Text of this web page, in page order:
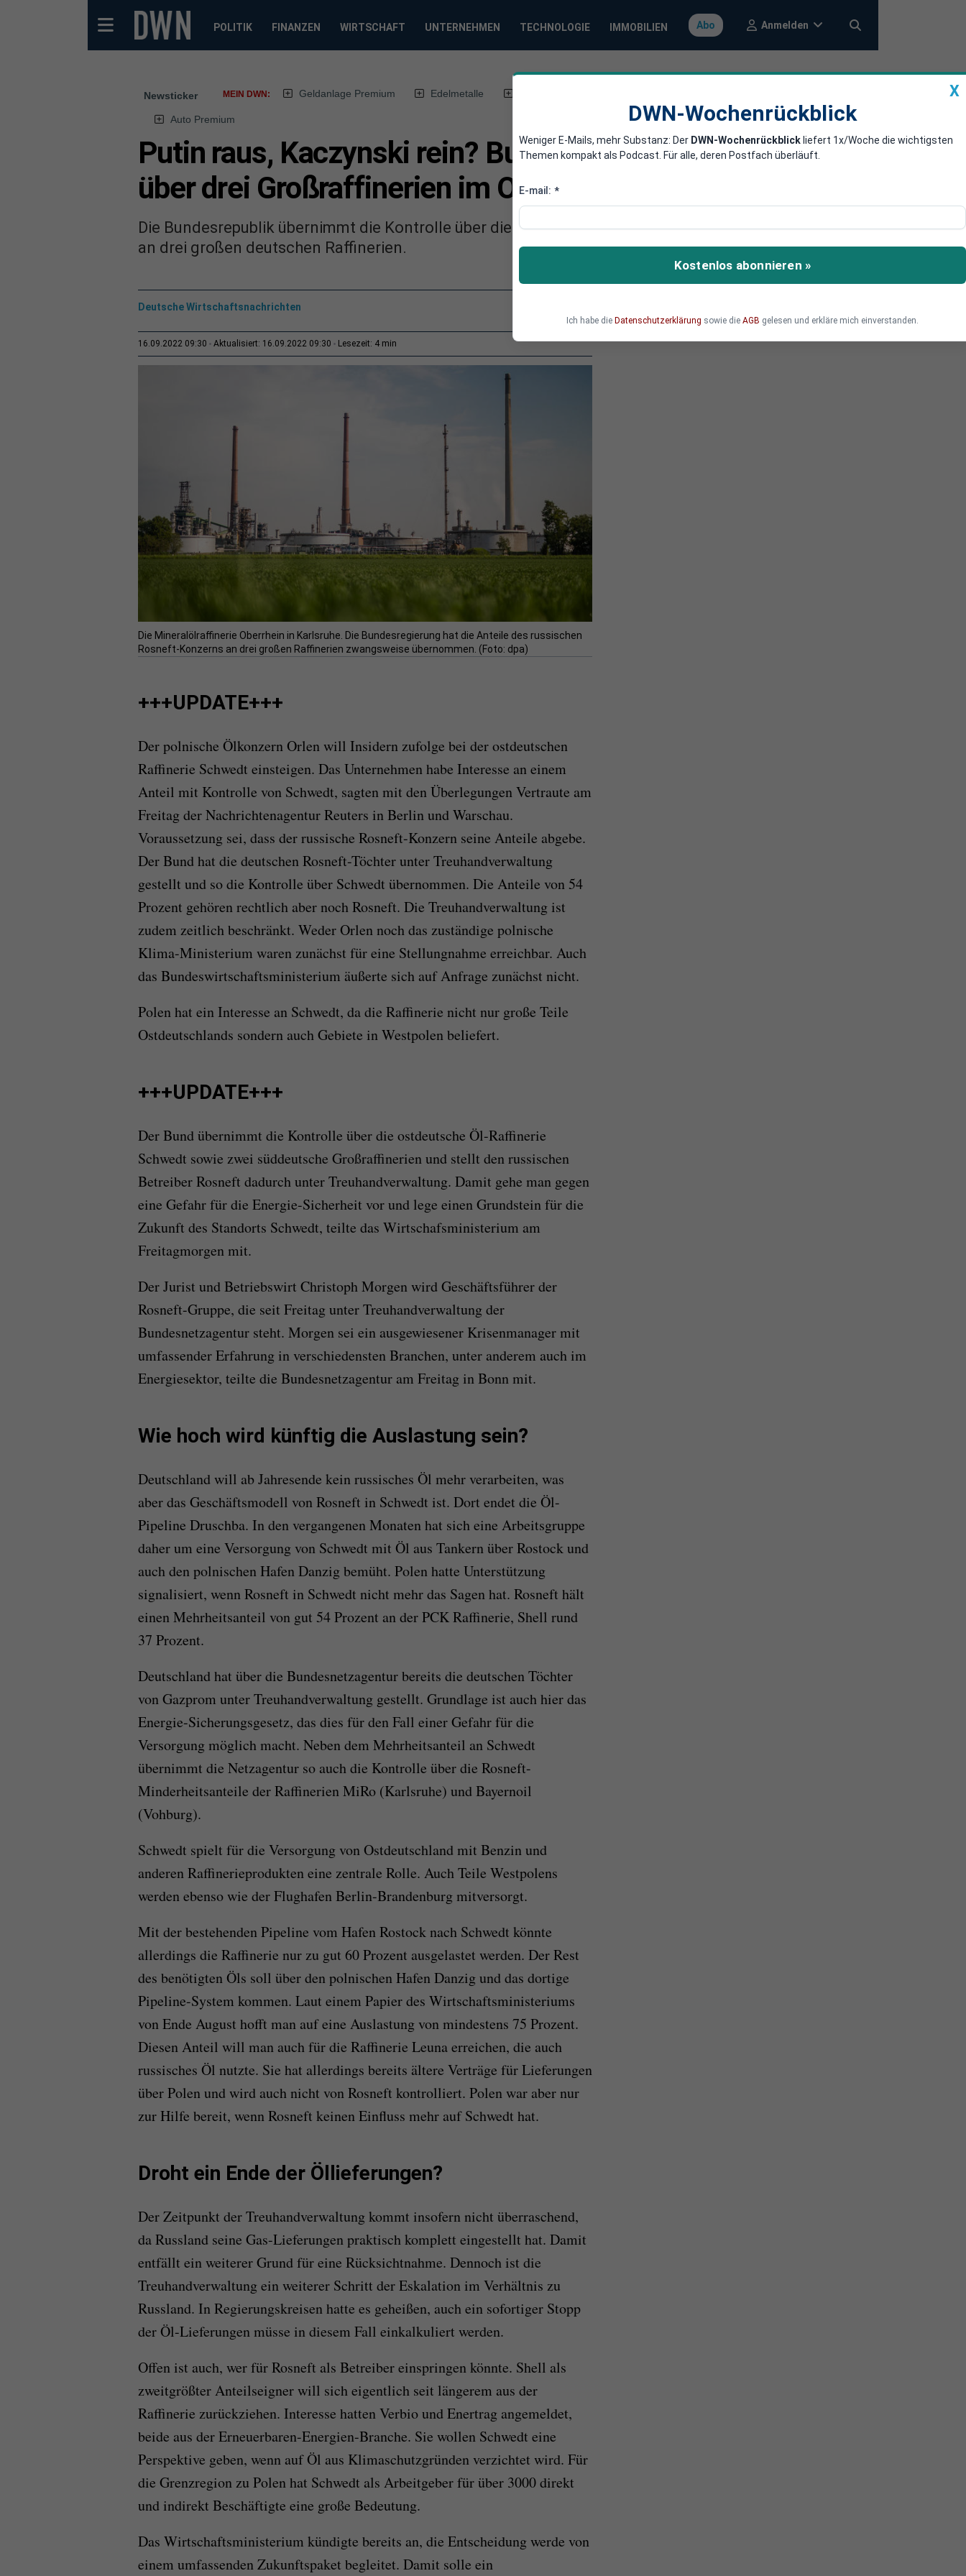
POLITIK FINANZEN WIRTSCHAFT UNTERNEHMEN TECHNOLOGIE IMMOBILIEN Abo Anmelden
Newsticker MEIN DWN: Geldanlage Premium Edelmetalle
Auto Premium
Putin raus, Kaczynski rein? Bund übernimmt Kontrolle
über drei Großraffinerien im Osten und Süden
Die Bundesrepublik übernimmt die Kontrolle über die Anteile des russischen Rosneft-Konzerns
an drei großen deutschen Raffinerien.
Deutsche Wirtschaftsnachrichten
16.09.2022 09:30 Aktualisiert: 16.09.2022 09:30 Lesezeit: 4 min
Die Mineralölraffinerie Oberrhein in Karlsruhe. Die Bundesregierung hat die Anteile des russischen
Rosneft-Konzerns an drei großen Raffinerien zwangsweise übernommen. (Foto: dpa)
+++UPDATE+++
Der polnische Ölkonzern Orlen will Insidern zufolge bei der ostdeutschen
Raffinerie Schwedt einsteigen. Das Unternehmen habe Interesse an einem
Anteil mit Kontrolle von Schwedt, sagten mit den Überlegungen Vertraute am
Freitag der Nachrichtenagentur Reuters in Berlin und Warschau.
Voraussetzung sei, dass der russische Rosneft-Konzern seine Anteile abgebe.
Der Bund hat die deutschen Rosneft-Töchter unter Treuhandverwaltung
gestellt und so die Kontrolle über Schwedt übernommen. Die Anteile von 54
Prozent gehören rechtlich aber noch Rosneft. Die Treuhandverwaltung ist
zudem zeitlich beschränkt. Weder Orlen noch das zuständige polnische
Klima-Ministerium waren zunächst für eine Stellungnahme erreichbar. Auch
das Bundeswirtschaftsministerium äußerte sich auf Anfrage zunächst nicht.
Polen hat ein Interesse an Schwedt, da die Raffinerie nicht nur große Teile
Ostdeutschlands sondern auch Gebiete in Westpolen beliefert.
+++UPDATE+++
Der Bund übernimmt die Kontrolle über die ostdeutsche Öl-Raffinerie
Schwedt sowie zwei süddeutsche Großraffinerien und stellt den russischen
Betreiber Rosneft dadurch unter Treuhandverwaltung. Damit gehe man gegen
eine Gefahr für die Energie-Sicherheit vor und lege einen Grundstein für die
Zukunft des Standorts Schwedt, teilte das Wirtschafsministerium am
Freitagmorgen mit.
Der Jurist und Betriebswirt Christoph Morgen wird Geschäftsführer der
Rosneft-Gruppe, die seit Freitag unter Treuhandverwaltung der
Bundesnetzagentur steht. Morgen sei ein ausgewiesener Krisenmanager mit
umfassender Erfahrung in verschiedensten Branchen, unter anderem auch im
Energiesektor, teilte die Bundesnetzagentur am Freitag in Bonn mit.
Wie hoch wird künftig die Auslastung sein?
Deutschland will ab Jahresende kein russisches Öl mehr verarbeiten, was
aber das Geschäftsmodell von Rosneft in Schwedt ist. Dort endet die Öl-
Pipeline Druschba. In den vergangenen Monaten hat sich eine Arbeitsgruppe
daher um eine Versorgung von Schwedt mit Öl aus Tankern über Rostock und
auch den polnischen Hafen Danzig bemüht. Polen hatte Unterstützung
signalisiert, wenn Rosneft in Schwedt nicht mehr das Sagen hat. Rosneft hält
einen Mehrheitsanteil von gut 54 Prozent an der PCK Raffinerie, Shell rund
37 Prozent.
Deutschland hat über die Bundesnetzagentur bereits die deutschen Töchter
von Gazprom unter Treuhandverwaltung gestellt. Grundlage ist auch hier das
Energie-Sicherungsgesetz, das dies für den Fall einer Gefahr für die
Versorgung möglich macht. Neben dem Mehrheitsanteil an Schwedt
übernimmt die Netzagentur so auch die Kontrolle über die Rosneft-
Minderheitsanteile der Raffinerien MiRo (Karlsruhe) und Bayernoil
(Vohburg).
Schwedt spielt für die Versorgung von Ostdeutschland mit Benzin und
anderen Raffinerieprodukten eine zentrale Rolle. Auch Teile Westpolens
werden ebenso wie der Flughafen Berlin-Brandenburg mitversorgt.
Mit der bestehenden Pipeline vom Hafen Rostock nach Schwedt könnte
allerdings die Raffinerie nur zu gut 60 Prozent ausgelastet werden. Der Rest
des benötigten Öls soll über den polnischen Hafen Danzig und das dortige
Pipeline-System kommen. Laut einem Papier des Wirtschaftsministeriums
von Ende August hofft man auf eine Auslastung von mindestens 75 Prozent.
Diesen Anteil will man auch für die Raffinerie Leuna erreichen, die auch
russisches Öl nutzte. Sie hat allerdings bereits ältere Verträge für Lieferungen
über Polen und wird auch nicht von Rosneft kontrolliert. Polen war aber nur
zur Hilfe bereit, wenn Rosneft keinen Einfluss mehr auf Schwedt hat.
Droht ein Ende der Öllieferungen?
Der Zeitpunkt der Treuhandverwaltung kommt insofern nicht überraschend,
da Russland seine Gas-Lieferungen praktisch komplett eingestellt hat. Damit
entfällt ein weiterer Grund für eine Rücksichtnahme. Dennoch ist die
Treuhandverwaltung ein weiterer Schritt der Eskalation im Verhältnis zu
Russland. In Regierungskreisen hatte es geheißen, auch ein sofortiger Stopp
der Öl-Lieferungen müsse in diesem Fall einkalkuliert werden.
Offen ist auch, wer für Rosneft als Betreiber einspringen könnte. Shell als
zweitgrößter Anteilseigner will sich eigentlich seit längerem aus der
Raffinerie zurückziehen. Interesse hatten Verbio und Enertrag angemeldet,
beide aus der Erneuerbaren-Energien-Branche. Sie wollen Schwedt eine
Perspektive geben, wenn auf Öl aus Klimaschutzgründen verzichtet wird. Für
die Grenzregion zu Polen hat Schwedt als Arbeitgeber für über 3000 direkt
und indirekt Beschäftigte eine große Bedeutung.
Das Wirtschaftsministerium kündigte bereits an, die Entscheidung werde von
einem umfassenden Zukunftspaket begleitet. Damit solle ein
X
DWN-Wochenrückblick
Weniger E-Mails, mehr Substanz: Der DWN-Wochenrückblick liefert 1x/Woche die wichtigsten
Themen kompakt als Podcast. Für alle, deren Postfach überläuft.
E-mail: *
Kostenlos abonnieren »
Ich habe die Datenschutzerklärung sowie die AGB gelesen und erkläre mich einverstanden.